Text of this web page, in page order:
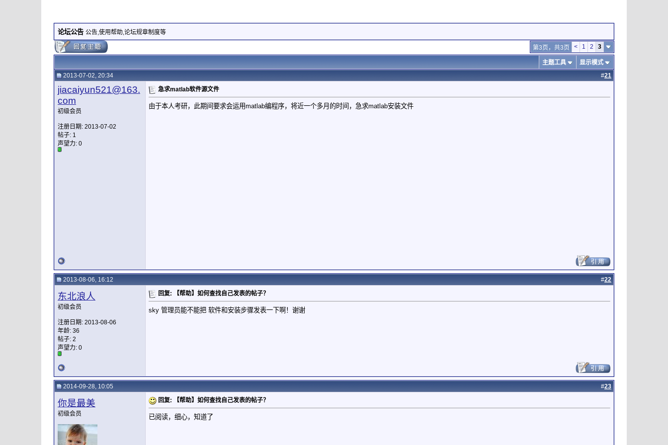
论坛公告 公告,使用帮助,论坛规章制度等
第3页，共3页 < 1 2 3
主题工具
显示模式
2013-07-02, 20:34
#21
jiacaiyun521@163.
com
初级会员
注册日期: 2013-07-02
帖子: 1
声望力: 0
急求matlab软件源文件
由于本人考研，此期间要求会运用matlab编程序，将近一个多月的时间，急求matlab安装文件
2013-08-06, 16:12 #22
东北浪人
初级会员
注册日期: 2013-08-06
年龄: 36
帖子: 2
声望力: 0
回复: 【帮助】如何查找自己发表的帖子？
sky 管理员能不能把 软件和安装步骤发表一下啊！谢谢
2014-09-28, 10:05 #23
你是最美
初级会员
回复: 【帮助】如何查找自己发表的帖子？
已阅读，细心，知道了